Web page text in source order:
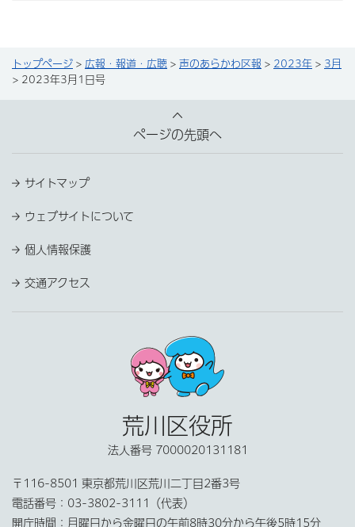
トップページ > 広報・報道・広聴 > 声のあらかわ区報 > 2023年 > 3月
> 2023年3月1日号
ページの先頭へ
サイトマップ
ウェブサイトについて
個人情報保護
交通アクセス
荒川区役所
法人番号 7000020131181
〒116-8501 東京都荒川区荒川二丁目2番3号
電話番号： 03-3802-3111（代表）
開庁時間： 月曜日から金曜日の午前8時30分から午後5時15分